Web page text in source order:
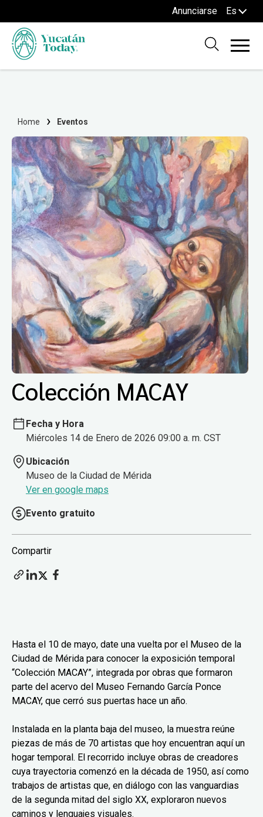
Anunciarse Es
Home Eventos
Colección MACAY
Fecha y Hora
Miércoles 14 de Enero de 2026 09:00 a. m. CST
Ubicación
Museo de la Ciudad de Mérida
Ver en google maps
Evento gratuito
Compartir
Hasta el 10 de mayo, date una vuelta por el Museo de la
Ciudad de Mérida para conocer la exposición temporal
“Colección MACAY”, integrada por obras que formaron
parte del acervo del Museo Fernando García Ponce
MACAY, que cerró sus puertas hace un año.
Instalada en la planta baja del museo, la muestra reúne
piezas de más de 70 artistas que hoy encuentran aquí un
hogar temporal. El recorrido incluye obras de creadores
cuya trayectoria comenzó en la década de 1950, así como
trabajos de artistas que, en diálogo con las vanguardias
de la segunda mitad del siglo XX, exploraron nuevos
caminos y lenguajes visuales.